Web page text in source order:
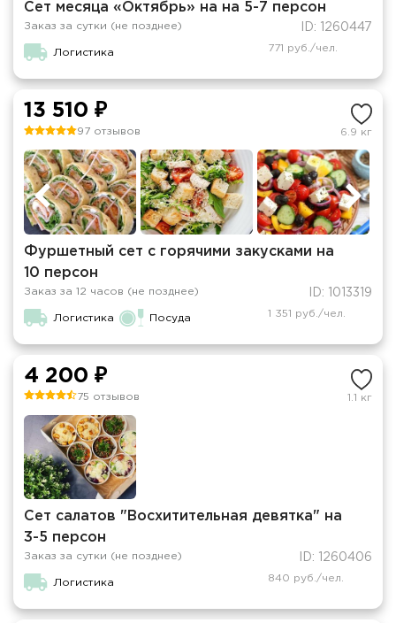
Сет месяца «Октябрь» на на 5-7 персон
Заказ за сутки (не позднее) ID: 1260447
Логистика 771 руб./чел.
13 510 ₽
97 отзывов 6.9 кг
Фуршетный сет с горячими закусками на
10 персон
Заказ за 12 часов (не позднее) ID: 1013319
Логистика Посуда 1 351 руб./чел.
4 200 ₽
75 отзывов 1.1 кг
Сет салатов "Восхитительная девятка" на
3-5 персон
Заказ за сутки (не позднее) ID: 1260406
Логистика 840 руб./чел.